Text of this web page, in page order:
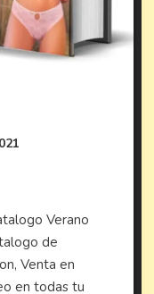
Verano
de
Venta en
en todas tu